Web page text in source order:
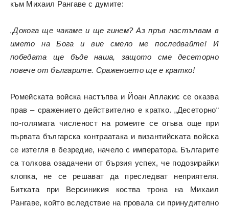
към Михаил Рангаве с думите:
„Докога ще чакаме и ще гинем? Аз пръв настъпвам в
името на Бога и вие смело ме последвайте! И
победата ще бъде наша, защото сме десеторно
повече от българите. Сражението ще е кратко!
Ромейската войска настъпва и Йоан Аплакис се оказва
прав – сражението действително е кратко. „Десеторно“
по-голямата численост на ромеите се огъва още при
първата българска контраатака и византийската войска
се изтегля в безредие, начело с императора. Българите
са толкова озадачени от бързия успех, че подозирайки
клопка, не се решават да преследват неприятеля.
Битката при Версиникия коства трона на Михаил
Рангаве, който вследствие на провала си принудително